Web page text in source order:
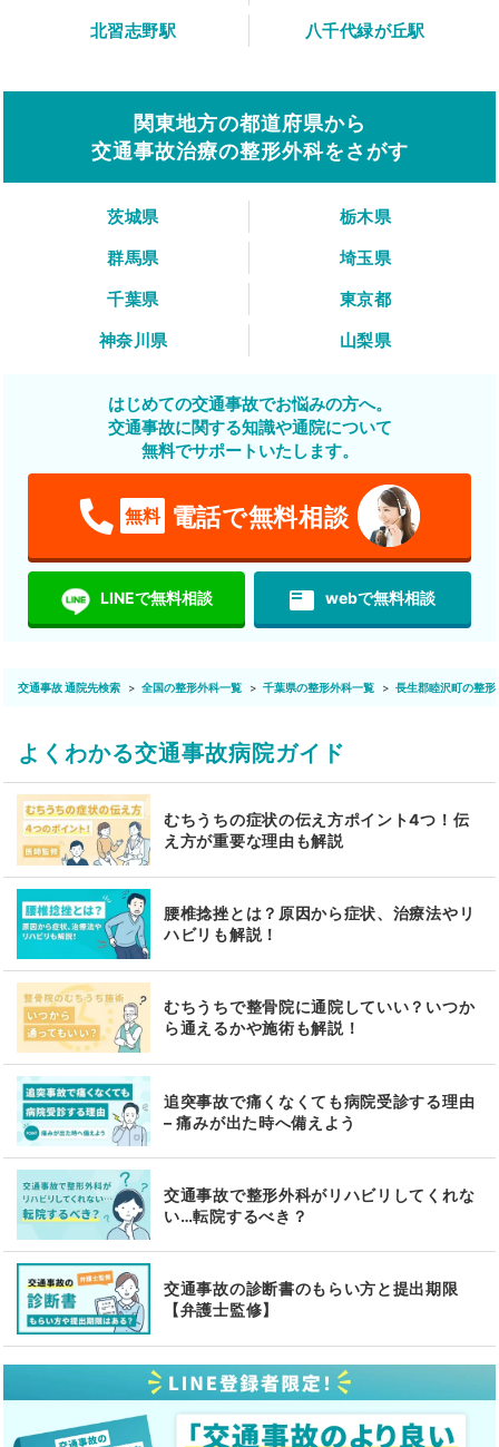
北習志野駅
八千代緑が丘駅
関東地方の都道府県から
交通事故治療の整形外科をさがす
茨城県
栃木県
群馬県
埼玉県
千葉県
東京都
神奈川県
山梨県
はじめての交通事故でお悩みの方へ。
交通事故に関する知識や通院について
無料でサポートいたします。
無料 電話で無料相談
LINEで無料相談 featured_play_list webで無料相談
交通事故 通院先検索 全国の整形外科一覧 千葉県の整形外科一覧 長生郡睦沢町の整形
よくわかる交通事故病院ガイド
むちうちの症状の伝え方ポイント4つ！伝
え方が重要な理由も解説
腰椎捻挫とは？原因から症状、治療法やリ
ハビリも解説！
むちうちで整骨院に通院していい？いつか
ら通えるかや施術も解説！
追突事故で痛くなくても病院受診する理由
– 痛みが出た時へ備えよう
交通事故で整形外科がリハビリしてくれな
い…転院するべき？
交通事故の診断書のもらい方と提出期限
【弁護士監修】